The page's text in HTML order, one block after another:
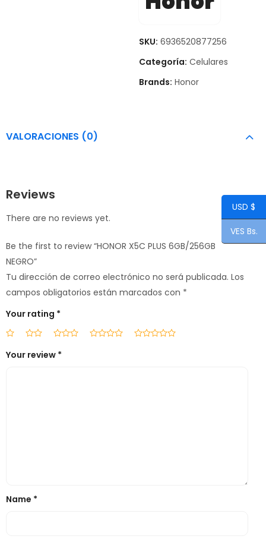
SKU: 6936520877256
Categoría: Celulares
Brands: Honor
VALORACIONES (0)
Reviews
There are no reviews yet.
Be the first to review “HONOR X5C PLUS 6GB/256GB
NEGRO”
Tu dirección de correo electrónico no será publicada. Los
campos obligatorios están marcados con *
Your rating *
Your review *
Name *
USD $
VES Bs.